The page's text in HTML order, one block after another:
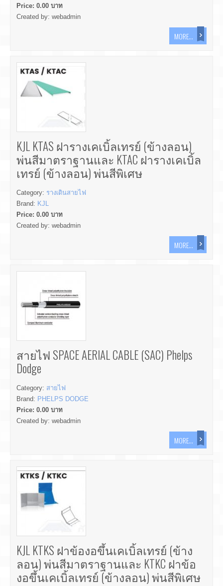
Price: 0.00 บาท
Created by: webadmin
MORE...
KJL KTAS ฝารางเคเบิ้ลเทรย์ (ข้างลอน)
พ่นสีมาตราฐานและ KTAC ฝารางเคเบิ้ล
เทรย์ (ข้างลอน) พ่นสีพิเศษ
Category: รางเดินสายไฟ
Brand: KJL
Price: 0.00 บาท
Created by: webadmin
MORE...
สายไฟ SPACE AERIAL CABLE (SAC) Phelps
Dodge
Category: สายไฟ
Brand: PHELPS DODGE
Price: 0.00 บาท
Created by: webadmin
MORE...
KJL KTKS ฝาข้องอขึ้นเคเบิ้ลเทรย์ (ข้าง
ลอน) พ่นสีมาตราฐานและ KTKC ฝาข้อ
งอขึ้นเคเบิ้ลเทรย์ (ข้างลอน) พ่นสีพิเศษ